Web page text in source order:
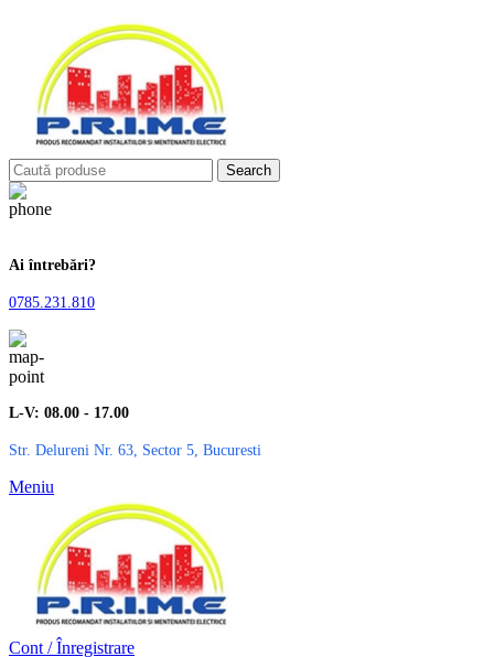
Search
Ai întrebări?
0785.231.810
L-V: 08.00 - 17.00
Str. Delureni Nr. 63, Sector 5, Bucuresti
Meniu
Cont / Înregistrare